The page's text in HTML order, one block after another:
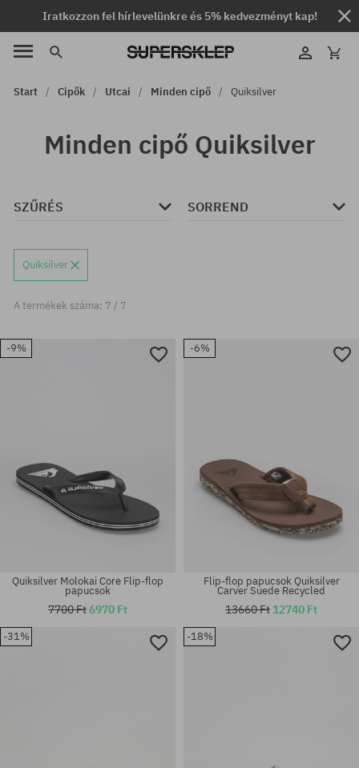
Iratkozzon fel hírlevelünkre és 5% kedvezményt kap!
Start Cipők Utcai Minden cipő Quiksilver
Minden cipő Quiksilver
SZŰRÉS SORREND
Quiksilver
A termékek száma: 7 / 7
-9%
Quiksilver Molokai Core Flip-flop
papucsok
7700 Ft6970 Ft
-6%
Flip-flop papucsok Quiksilver
Carver Suede Recycled
13660 Ft 12740 Ft
-31% -18%